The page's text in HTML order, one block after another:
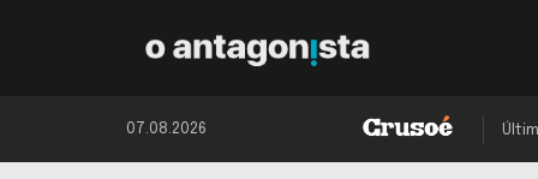
07.08.2026